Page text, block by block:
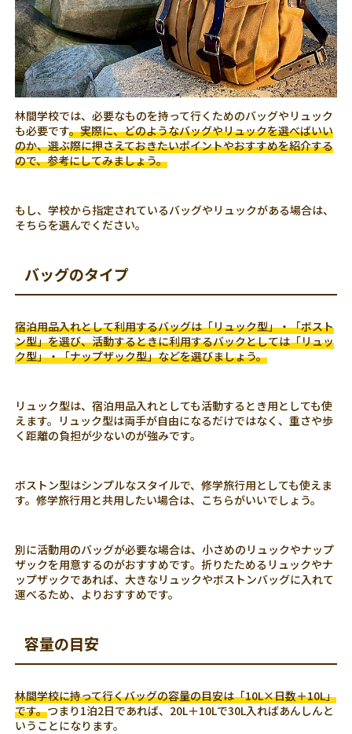
林間学校では、必要なものを持って行くためのバッグやリュック
も必要です。実際に、どのようなバッグやリュックを選べばいい
のか、選ぶ際に押さえておきたいポイントやおすすめを紹介する
ので、参考にしてみましょう。
もし、学校から指定されているバッグやリュックがある場合は、
そちらを選んでください。
バッグのタイプ
宿泊用品入れとして利用するバッグは「リュック型」・「ボスト
ン型」を選び、活動するときに利用するバックとしては「リュッ
ク型」・「ナップザック型」などを選びましょう。
リュック型は、宿泊用品入れとしても活動するとき用としても使
えます。リュック型は両手が自由になるだけではなく、重さや歩
く距離の負担が少ないのが強みです。
ボストン型はシンプルなスタイルで、修学旅行用としても使えま
す。修学旅行用と共用したい場合は、こちらがいいでしょう。
別に活動用のバッグが必要な場合は、小さめのリュックやナップ
ザックを用意するのがおすすめです。折りたためるリュックやナ
ップザックであれば、大きなリュックやボストンバッグに入れて
運べるため、よりおすすめです。
容量の目安
林間学校に持って行くバッグの容量の目安は「10L×日数＋10L」
です。つまり1泊2日であれば、20L＋10Lで30L入ればあんしんと
いうことになります。